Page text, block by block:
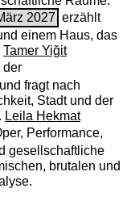
2027 erzählt
einem Haus, das
Tamer Yiğit
der
fragt nach
Stadt und der
Leila Hekmat
Performance,
gesellschaftliche
brutalen und